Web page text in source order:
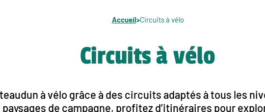
Accueil>Circuits à vélo
Circuits à vélo
à vélo grâce à des circuits adaptés à tous les
de campagne, profitez d’itinéraires pour